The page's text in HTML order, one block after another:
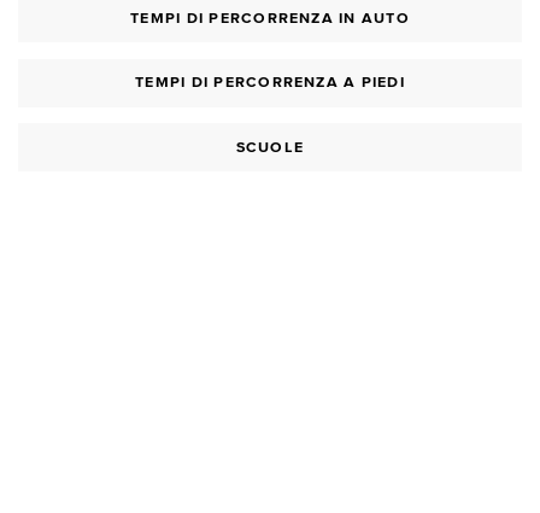
TEMPI DI PERCORRENZA IN AUTO
TEMPI DI PERCORRENZA A PIEDI
SCUOLE